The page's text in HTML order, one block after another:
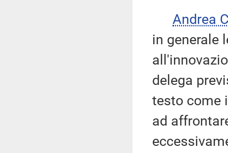
Andrea
in generale
delega
testo come
ad